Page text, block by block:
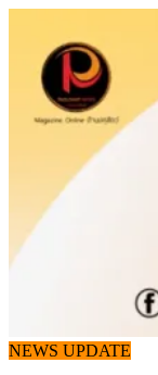
content
NEWS UPDATE